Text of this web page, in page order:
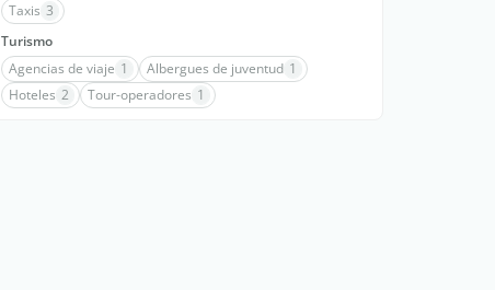
Taxis 3
Turismo
Agencias de viaje 1 Albergues de juventud 1
Hoteles 2 Tour-operadores 1